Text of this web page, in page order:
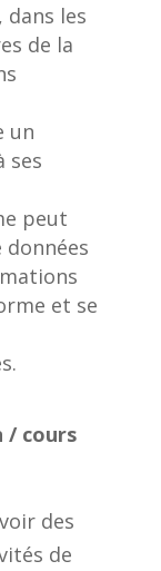
les
de la
un
ses
peut
et se
/ cours
des
de